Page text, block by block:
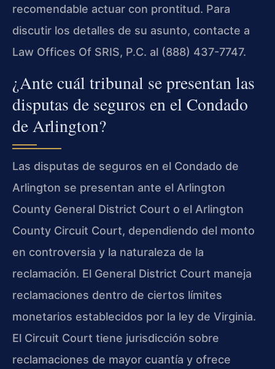
recomendable actuar con prontitud. Para
discutir los detalles de su asunto, contacte a
Law Offices Of SRIS, P.C. al (888) 437-7747.
¿Ante cuál tribunal se presentan las
disputas de seguros en el Condado
de Arlington?
Las disputas de seguros en el Condado de
Arlington se presentan ante el Arlington
County General District Court o el Arlington
County Circuit Court, dependiendo del monto
en controversia y la naturaleza de la
reclamación. El General District Court maneja
reclamaciones dentro de ciertos límites
monetarios establecidos por la ley de Virginia.
El Circuit Court tiene jurisdicción sobre
reclamaciones de mayor cuantía y ofrece